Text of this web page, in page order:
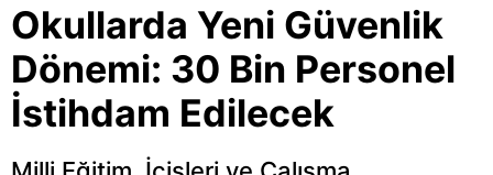
Okullarda Yeni Güvenlik
Dönemi: 30 Bin Personel
İstihdam Edilecek